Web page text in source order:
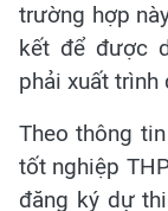
trường hợp
kết để được
phải xuất trình
Theo thông
tốt nghiệp
đăng ký dự